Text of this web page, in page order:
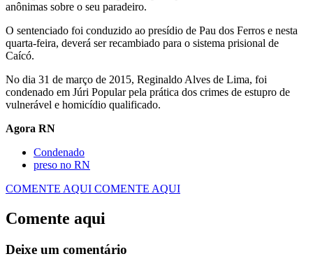
anônimas sobre o seu paradeiro.
O sentenciado foi conduzido ao presídio de Pau dos Ferros e nesta
quarta-feira, deverá ser recambiado para o sistema prisional de
Caícó.
No dia 31 de março de 2015, Reginaldo Alves de Lima, foi
condenado em Júri Popular pela prática dos crimes de estupro de
vulnerável e homicídio qualificado.
Agora RN
Condenado
preso no RN
COMENTE AQUI COMENTE AQUI
Comente aqui
Deixe um comentário